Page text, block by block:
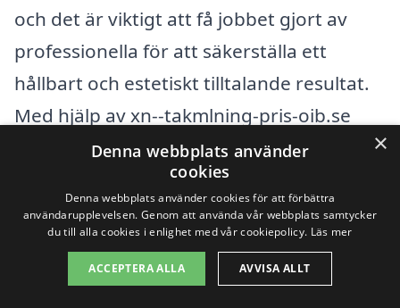
och det är viktigt att få jobbet gjort av
professionella för att säkerställa ett
hållbart och estetiskt tilltalande resultat.
Med hjälp av xn--takmlning-pris-oib.se
kan du enkelt få tillgång till olika företag
som erbjuder takmålning i ditt
närområde.
Det finns många fördelar med att välja ett
×
Denna webbplats använder
cookies
Denna webbplats använder cookies för att förbättra
användarupplevelsen. Genom att använda vår webbplats samtycker
du till alla cookies i enlighet med vår cookiepolicy. Läs mer
ACCEPTERA ALLA AVVISA ALLT